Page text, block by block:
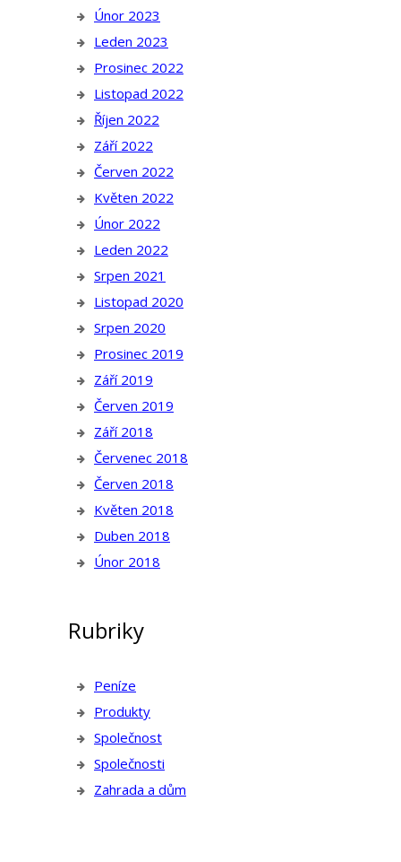
Únor 2023
Leden 2023
Prosinec 2022
Listopad 2022
Říjen 2022
Září 2022
Červen 2022
Květen 2022
Únor 2022
Leden 2022
Srpen 2021
Listopad 2020
Srpen 2020
Prosinec 2019
Září 2019
Červen 2019
Září 2018
Červenec 2018
Červen 2018
Květen 2018
Duben 2018
Únor 2018
Rubriky
Peníze
Produkty
Společnost
Společnosti
Zahrada a dům